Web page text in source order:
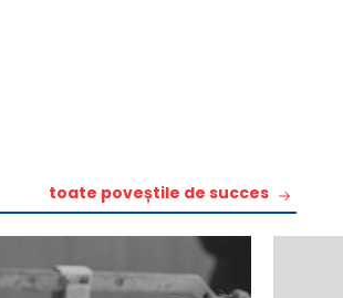
toate poveștile de succes